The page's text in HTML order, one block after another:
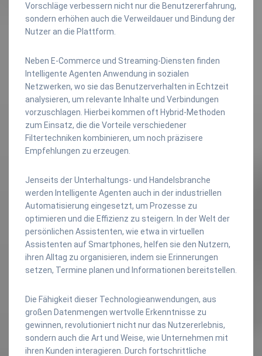
Vorschläge verbessern nicht nur die Benutzererfahrung,
sondern erhöhen auch die Verweildauer und Bindung der
Nutzer an die Plattform.
Neben E-Commerce und Streaming-Diensten finden
Intelligente Agenten Anwendung in sozialen
Netzwerken, wo sie das Benutzerverhalten in Echtzeit
analysieren, um relevante Inhalte und Verbindungen
vorzuschlagen. Hierbei kommen oft Hybrid-Methoden
zum Einsatz, die die Vorteile verschiedener
Filtertechniken kombinieren, um noch präzisere
Empfehlungen zu erzeugen.
Jenseits der Unterhaltungs- und Handelsbranche
werden Intelligente Agenten auch in der industriellen
Automatisierung eingesetzt, um Prozesse zu
optimieren und die Effizienz zu steigern. In der Welt der
persönlichen Assistenten, wie etwa in virtuellen
Assistenten auf Smartphones, helfen sie den Nutzern,
ihren Alltag zu organisieren, indem sie Erinnerungen
setzen, Termine planen und Informationen bereitstellen.
Die Fähigkeit dieser Technologieanwendungen, aus
großen Datenmengen wertvolle Erkenntnisse zu
gewinnen, revolutioniert nicht nur das Nutzererlebnis,
sondern auch die Art und Weise, wie Unternehmen mit
ihren Kunden interagieren. Durch fortschrittliche